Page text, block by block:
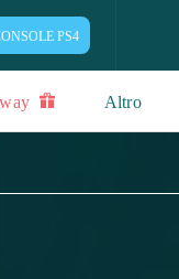
PS4
Altro